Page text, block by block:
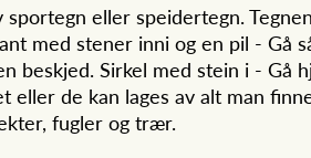
eller speidertegn.
med stener inni og en pil - Gå
Sirkel med stein i - Gå
eller de kan lages av alt man
fugler og trær.